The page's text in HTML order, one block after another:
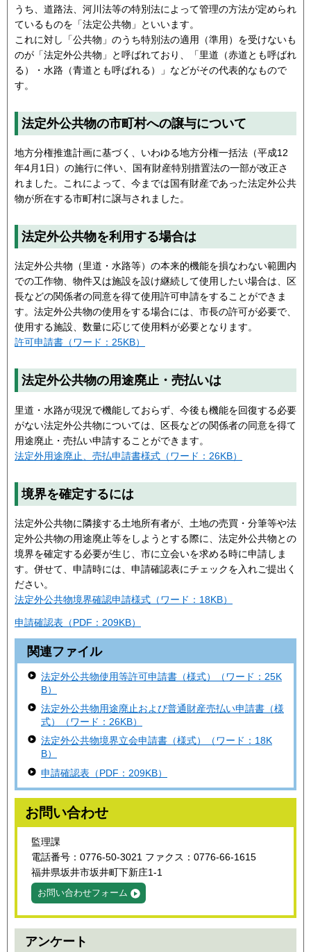
うち、道路法、河川法等の特別法によって管理の方法が定められ
ているものを「法定公共物」といいます。
これに対し「公共物」のうち特別法の適用（準用）を受けないも
のが「法定外公共物」と呼ばれており、「里道（赤道とも呼ばれ
る）・水路（青道とも呼ばれる）」などがその代表的なもので
す。
法定外公共物の市町村への譲与について
地方分権推進計画に基づく、いわゆる地方分権一括法（平成12
年4月1日）の施行に伴い、国有財産特別措置法の一部が改正さ
れました。これによって、今までは国有財産であった法定外公共
物が所在する市町村に譲与されました。
法定外公共物を利用する場合は
法定外公共物（里道・水路等）の本来的機能を損なわない範囲内
での工作物、物件又は施設を設け継続して使用したい場合は、区
長などの関係者の同意を得て使用許可申請をすることができま
す。法定外公共物の使用をする場合には、市長の許可が必要で、
使用する施設、数量に応じて使用料が必要となります。
許可申請書（ワード：25KB）
法定外公共物の用途廃止・売払いは
里道・水路が現況で機能しておらず、今後も機能を回復する必要
がない法定外公共物については、区長などの関係者の同意を得て
用途廃止・売払い申請することができます。
法定外用途廃止、売払申請書様式（ワード：26KB）
境界を確定するには
法定外公共物に隣接する土地所有者が、土地の売買・分筆等や法
定外公共物の用途廃止等をしようとする際に、法定外公共物との
境界を確定する必要が生じ、市に立会いを求める時に申請しま
す。併せて、申請時には、申請確認表にチェックを入れご提出く
ださい。
法定外公共物境界確認申請様式（ワード：18KB）
申請確認表（PDF：209KB）
関連ファイル
法定外公共物使用等許可申請書（様式）（ワード：25K
B）
法定外公共物用途廃止および普通財産売払い申請書（様
式）（ワード：26KB）
法定外公共物境界立会申請書（様式）（ワード：18K
B）
申請確認表（PDF：209KB）
お問い合わせ
監理課
電話番号：0776-50-3021 ファクス：0776-66-1615
福井県坂井市坂井町下新庄1-1
お問い合わせフォーム
アンケート